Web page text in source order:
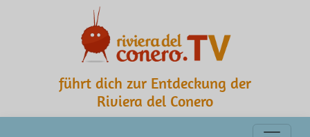
führt dich zur Entdeckung der
Riviera del Conero